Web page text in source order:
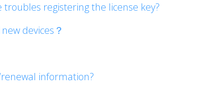
registering the license key?
devices？
information?